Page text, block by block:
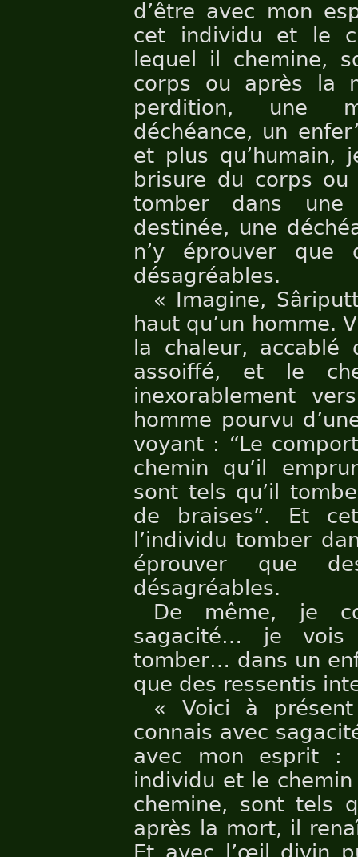
d’être avec mon
cet individu et le
lequel il chemine,
corps ou après la
perdition, une
déchéance, un
et plus
brisure du corps
tomber dans une
destinée, une
n’y éprouver que
désagréables.
« Imagine,
haut qu’un homme.
la chaleur, accablé
assoiffé, et le
inexorablement
homme pourvu
voyant : “Le
chemin qu’il
sont tels qu’il
de braises”. Et
l’individu tomber
éprouver que
désagréables.
De même, je
sagacité… je
tomber… dans un
que des ressentis
« Voici à
connais avec
avec mon esprit :
individu et le
chemine, sont tels
après la mort, il
Et avec l’œil divin